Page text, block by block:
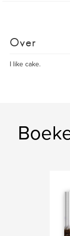
Over
I like cake.